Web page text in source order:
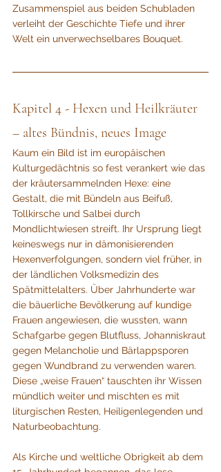
Zusammenspiel aus beiden Schubladen
verleiht der Geschichte Tiefe und ihrer
Welt ein unverwechselbares Bouquet.
Kapitel 4 - Hexen und Heilkräuter
– altes Bündnis, neues Image
Kaum ein Bild ist im europäischen
Kulturgedächtnis so fest verankert wie das
der kräutersammelnden Hexe: eine
Gestalt, die mit Bündeln aus Beifuß,
Tollkirsche und Salbei durch
Mondlichtwiesen streift. Ihr Ursprung liegt
keineswegs nur in dämonisierenden
Hexenverfolgungen, sondern viel früher, in
der ländlichen Volksmedizin des
Spätmittelalters. Über Jahrhunderte war
die bäuerliche Bevölkerung auf kundige
Frauen angewiesen, die wussten, wann
Schafgarbe gegen Blutfluss, Johanniskraut
gegen Melancholie und Bärlappsporen
gegen Wundbrand zu verwenden waren.
Diese „weise Frauen“ tauschten ihr Wissen
mündlich weiter und mischten es mit
liturgischen Resten, Heiligenlegenden und
Naturbeobachtung.
Als Kirche und weltliche Obrigkeit ab dem